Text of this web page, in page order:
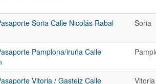
Soria Calle Nicolás Rabal
Soria
Pamplona/iruña Calle
Vitoria / Gasteiz Calle
Vitoria